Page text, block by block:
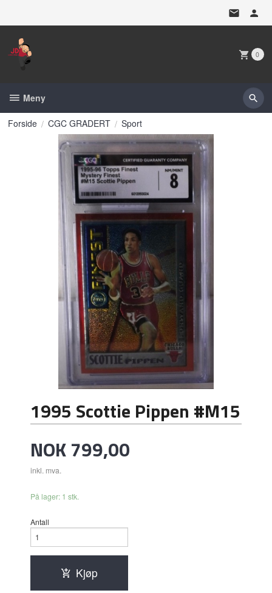
0
Meny
Forside CGC GRADERT Sport
1995 Scottie Pippen #M15
Pris
NOK799,00
inkl. mva.
På lager: 1 stk.
Antall
Kjøp